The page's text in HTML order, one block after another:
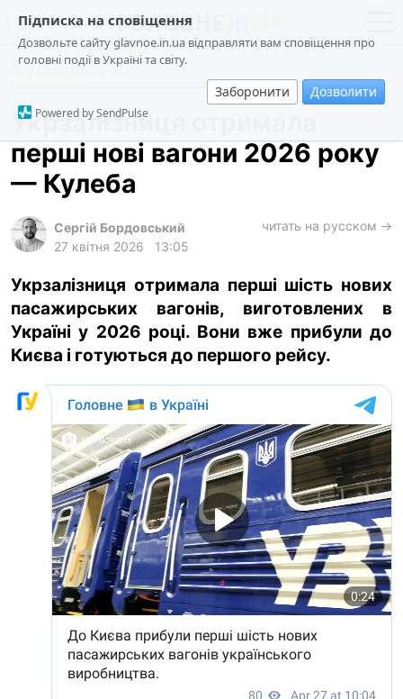
Підписка на сповіщення
Дозвольте сайту glavnoe.in.ua відправляти вам сповіщення про
головні події в Україні та світу.
Заборонити Дозволити
Powered by SendPulse
новини
про проєкт
суспільство
події
лонгріди
харків
архів
gambling
ru en
Суспільство
Укрзалізниця отримала
перші нові вагони 2026 року
— Кулеба
Сергій Бордовський
27 квітня 2026
13:05
читать на русском →
Укрзалізниця отримала перші шість нових
пасажирських вагонів, виготовлених в
Україні у 2026 році. Вони вже прибули до
Києва і готуються до першого рейсу.